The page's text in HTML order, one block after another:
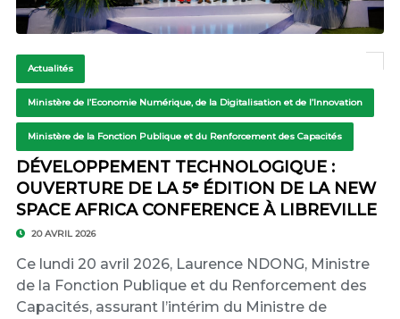
Actualités
Ministère de l’Economie Numérique, de la Digitalisation et de l’Innovation
Ministère de la Fonction Publique et du Renforcement des Capacités
DÉVELOPPEMENT TECHNOLOGIQUE :
OUVERTURE DE LA 5ᵉ ÉDITION DE LA NEW
SPACE AFRICA CONFERENCE À LIBREVILLE
20 AVRIL 2026
Ce lundi 20 avril 2026, Laurence NDONG, Ministre
de la Fonction Publique et du Renforcement des
Capacités, assurant l’intérim du Ministre de